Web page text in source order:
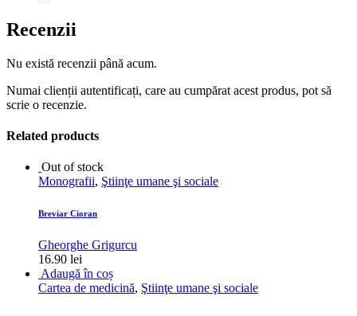
Recenzii
Nu există recenzii până acum.
Numai clienții autentificați, care au cumpărat acest produs, pot să
scrie o recenzie.
Related products
Out of stock
Monografii, Ştiinţe umane şi sociale
Breviar Cioran
Gheorghe Grigurcu
16.90 lei
Adaugă în coș
Cartea de medicină, Ştiinţe umane şi sociale